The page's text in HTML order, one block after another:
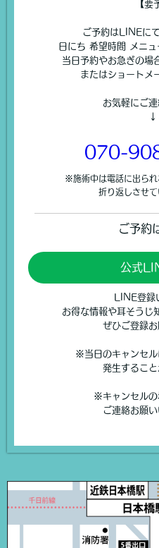
【要
ご予約はLINEに
日にち 希望時間 メニュ
当日予約やお急ぎの場
またはショートメ
お気軽にご
070-
※施術中は電話に出られ
折り返しさせて
ご予約
公式
LINE登録
お得な情報や耳そうじ
ぜひご登録
※当日のキャンセル
発生すること
※キャンセルの
ご連絡お願い